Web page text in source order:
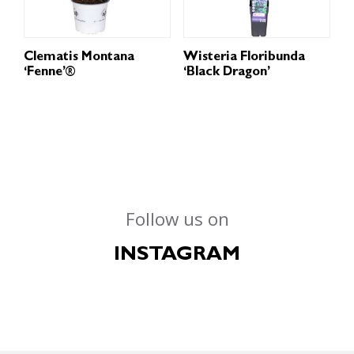
Clematis Montana
‘Fenne’®
Wisteria Floribunda
‘Black Dragon’
Follow us on
INSTAGRAM